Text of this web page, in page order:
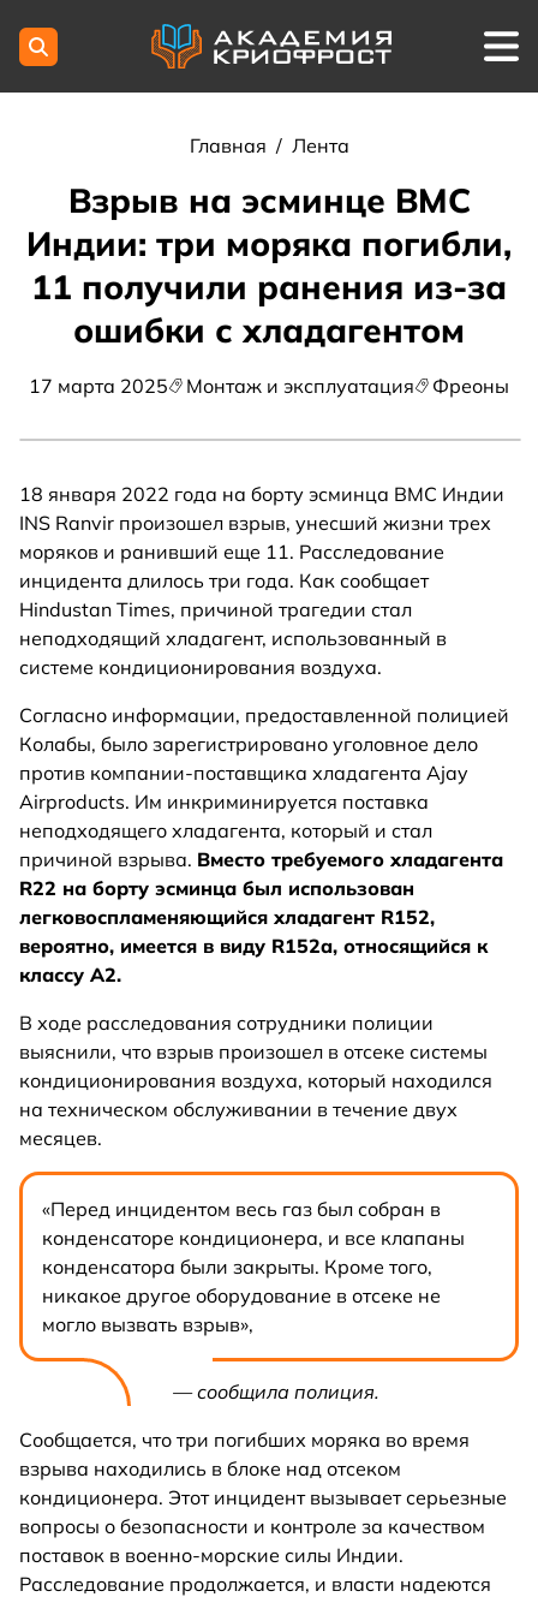
Главная / Лента
Взрыв на эсминце ВМС
Индии: три моряка погибли,
11 получили ранения из-за
ошибки с хладагентом
17 марта 2025 Монтаж и эксплуатация Фреоны
18 января 2022 года на борту эсминца ВМС Индии
INS Ranvir произошел взрыв, унесший жизни трех
моряков и ранивший еще 11. Расследование
инцидента длилось три года. Как сообщает
Hindustan Times, причиной трагедии стал
неподходящий хладагент, использованный в
системе кондиционирования воздуха.
Согласно информации, предоставленной полицией
Колабы, было зарегистрировано уголовное дело
против компании-поставщика хладагента Ajay
Airproducts. Им инкриминируется поставка
неподходящего хладагента, который и стал
причиной взрыва. Вместо требуемого хладагента
R22 на борту эсминца был использован
легковоспламеняющийся хладагент R152,
вероятно, имеется в виду R152a, относящийся к
классу А2.
В ходе расследования сотрудники полиции
выяснили, что взрыв произошел в отсеке системы
кондиционирования воздуха, который находился
на техническом обслуживании в течение двух
месяцев.
«Перед инцидентом весь газ был собран в
конденсаторе кондиционера, и все клапаны
конденсатора были закрыты. Кроме того,
никакое другое оборудование в отсеке не
могло вызвать взрыв»,
— сообщила полиция.
Сообщается, что три погибших моряка во время
взрыва находились в блоке над отсеком
кондиционера. Этот инцидент вызывает серьезные
вопросы о безопасности и контроле за качеством
поставок в военно-морские силы Индии.
Расследование продолжается, и власти надеются